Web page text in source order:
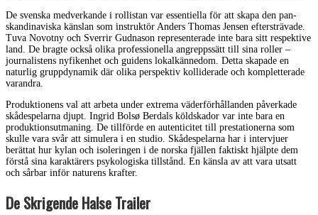
De svenska medverkande i rollistan var essentiella för att skapa den pan-
skandinaviska känslan som instruktör Anders Thomas Jensen eftersträvade.
Tuva Novotny och Sverrir Gudnason representerade inte bara sitt respektive
land. De bragte också olika professionella angreppssätt till sina roller –
journalistens nyfikenhet och guidens lokalkännedom. Detta skapade en
naturlig gruppdynamik där olika perspektiv kolliderade och kompletterade
varandra.
Produktionens val att arbeta under extrema väderförhållanden påverkade
skådespelarna djupt. Ingrid Bolsø Berdals köldskador var inte bara en
produktionsutmaning. De tillförde en autenticitet till prestationerna som
skulle vara svår att simulera i en studio. Skådespelarna har i intervjuer
berättat hur kylan och isoleringen i de norska fjällen faktiskt hjälpte dem
förstå sina karaktärers psykologiska tillstånd. En känsla av att vara utsatt
och sårbar inför naturens krafter.
De Skrigende Halse Trailer